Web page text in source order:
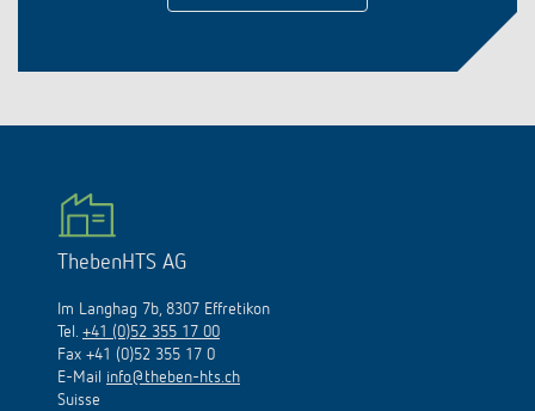
ThebenHTS AG
Im Langhag 7b, 8307 Effretikon
Tel. +41 (0)52 355 17 00
Fax +41 (0)52 355 17 0
E-Mail info@theben-hts.ch
Suisse